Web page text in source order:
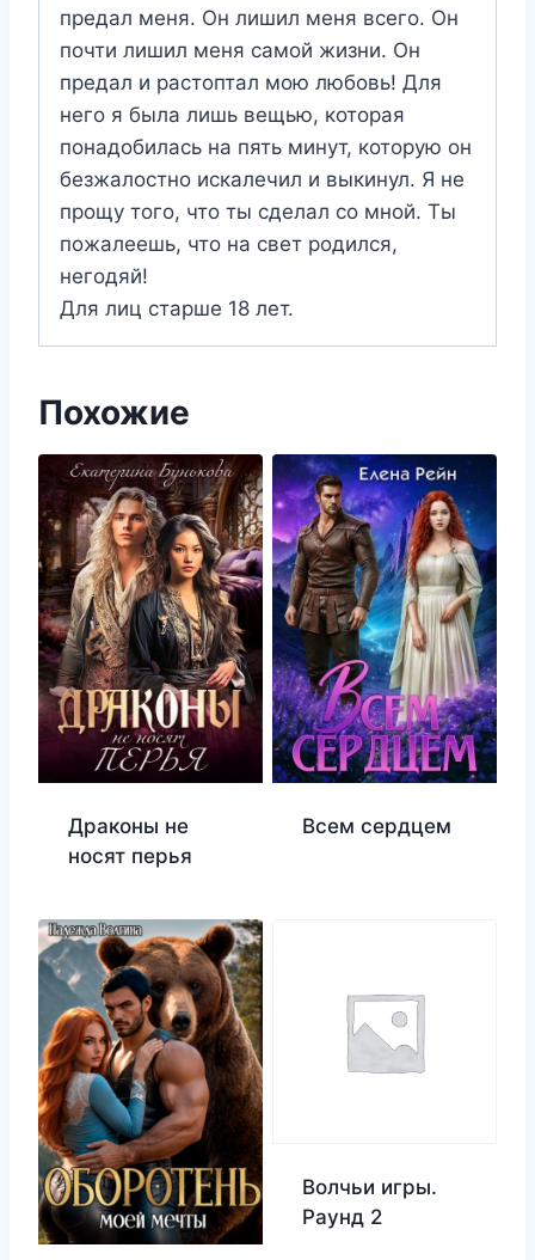
предал меня. Он лишил меня всего. Он
почти лишил меня самой жизни. Он
предал и растоптал мою любовь! Для
него я была лишь вещью, которая
понадобилась на пять минут, которую он
безжалостно искалечил и выкинул. Я не
прощу того, что ты сделал со мной. Ты
пожалеешь, что на свет родился,
негодяй!
Для лиц старше 18 лет.
Похожие
Драконы не
носят перья
Всем сердцем
Волчьи игры.
Раунд 2